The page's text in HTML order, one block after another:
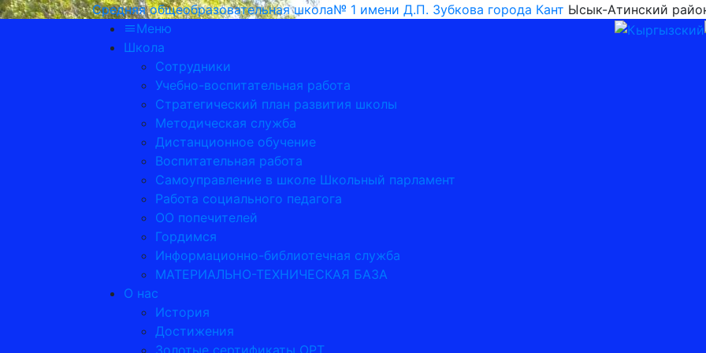
Средняя общеобразовательная школа№ 1 имени Д.П. Зубкова города Кант Ысык-Атинский
Меню
Школа
Сотрудники
Учебно-воспитательная работа
Стратегический план развития школы
Методическая служба
Дистанционное обучение
Воспитательная работа
Самоуправление в школе Школьный парламент
Работа социального педагога
ОО попечителей
Гордимся
Информационно-библиотечная служба
МАТЕРИАЛЬНО-ТЕХНИЧЕСКАЯ БАЗА
О нас
История
Достижения
Золотые сертификаты ОРТ